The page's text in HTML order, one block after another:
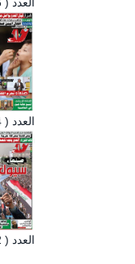
العدد ( 1906)
العدد ( 1904)
العدد ( 1902)